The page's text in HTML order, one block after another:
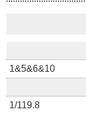
1&5&6&10
1/119.8